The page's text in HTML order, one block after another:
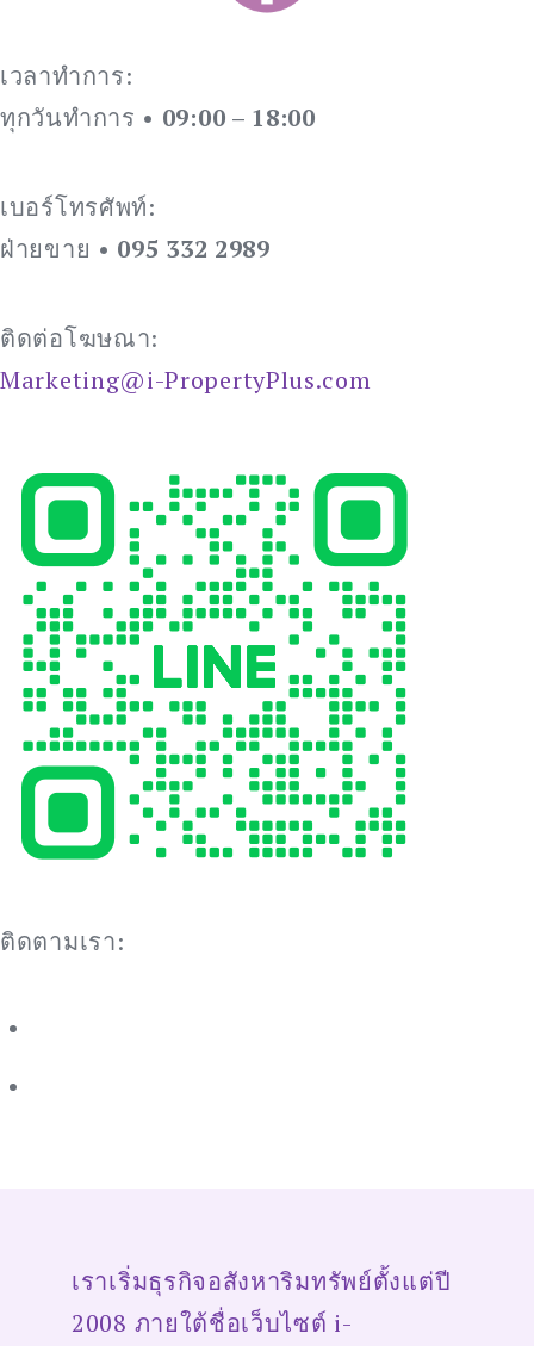
เวลาทำการ:
ทุกวันทำการ • 09:00 – 18:00
เบอร์โทรศัพท์:
ฝ่ายขาย • 095 332 2989
ติดต่อโฆษณา:
Marketing@i-PropertyPlus.com
ติดตามเรา:
เราเริ่มธุรกิจอสังหาริมทรัพย์ตั้งแต่ปี
2008 ภายใต้ชื่อเว็บไซต์ i-